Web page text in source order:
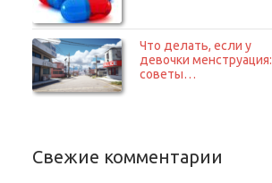
Что делать, если у
девочки менструация:
советы…
Свежие комментарии